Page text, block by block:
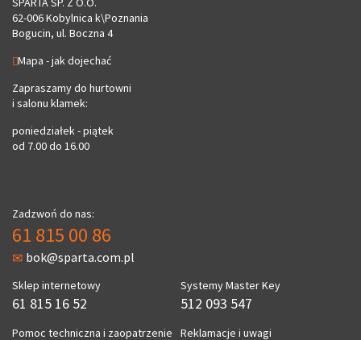
62-006 Kobylnica k\Poznania
Bogucin, ul. Boczna 4
Mapa - jak dojechać
Zapraszamy do hurtowni
i salonu klamek:
poniedziałek - piątek
od 7.00 do 16.00
Zadzwoń do nas:
61 815 00 86
bok@sparta.com.pl
Sklep internetowy
61 815 16 52
Pomoc techniczna i zaopatrzenie
Systemy Master Key
512 093 547
Reklamacje i uwagi